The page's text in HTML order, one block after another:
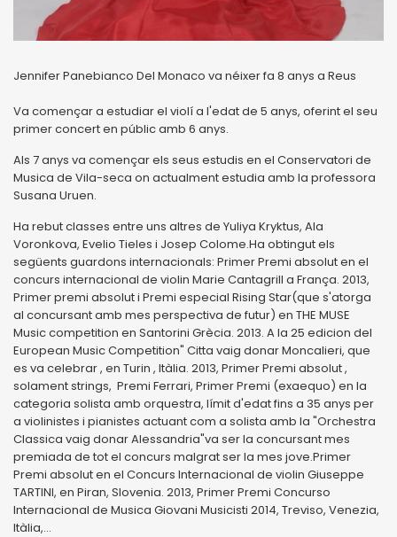
Jennifer Panebianco Del Monaco va néixer fa 8 anys a Reus
Va començar a estudiar el violí a l'edat de 5 anys, oferint el seu
primer concert en públic amb 6 anys.
Als 7 anys va començar els seus estudis en el Conservatori de
Musica de Vila-seca on actualment estudia amb la professora
Susana Uruen.
Ha rebut classes entre uns altres de Yuliya Kryktus, Ala
Voronkova, Evelio Tieles i Josep Colome.Ha obtingut els
següents guardons internacionals: Primer Premi absolut en el
concurs internacional de violin Marie Cantagrill a França. 2013,
Primer premi absolut i Premi especial Rising Star(que s'atorga
al concursant amb mes perspectiva de futur) en THE MUSE
Music competition en Santorini Grècia. 2013. A la 25 edicion del
European Music Competition" Citta vaig donar Moncalieri, que
es va celebrar , en Turin , Itàlia. 2013, Primer Premi absolut ,
solament strings, Premi Ferrari, Primer Premi (exaequo) en la
categoria solista amb orquestra, límit d'edat fins a 35 anys per
a violinistes i pianistes actuant com a solista amb la "Orchestra
Classica vaig donar Alessandria"va ser la concursant mes
premiada de tot el concurs malgrat ser la mes jove.Primer
Premi absolut en el Concurs Internacional de violin Giuseppe
TARTINI, en Piran, Slovenia. 2013, Primer Premi Concurso
Internacional de Musica Giovani Musicisti 2014, Treviso, Venezia,
Itàlia,...